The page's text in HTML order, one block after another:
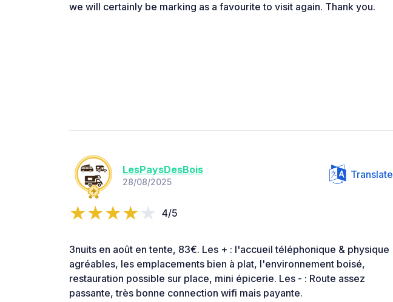
we will certainly be marking as a favourite to visit again. Thank you.
LesPaysDesBois
28/08/2025
Translate
4/5
3nuits en août en tente, 83€. Les + : l'accueil téléphonique & physique
agréables, les emplacements bien à plat, l'environnement boisé,
restauration possible sur place, mini épicerie. Les - : Route assez
passante, très bonne connection wifi mais payante.